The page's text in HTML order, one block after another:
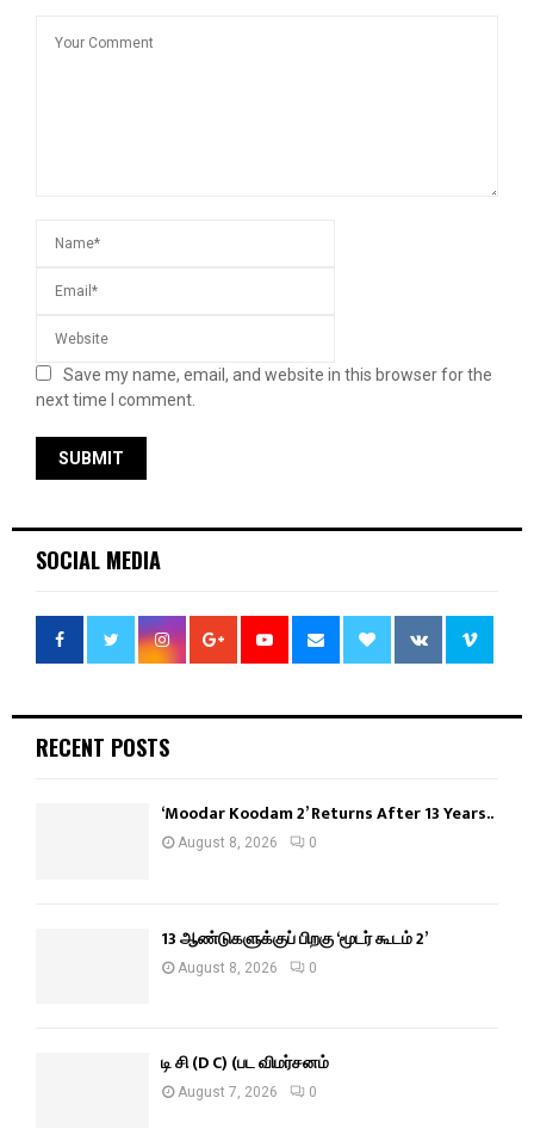
Save my name, email, and website in this browser for the
next time I comment.
SOCIAL MEDIA
RECENT POSTS
‘Moodar Koodam 2’ Returns After 13 Years..
August 8, 2026 0
13 ஆண்டுகளுக்குப் பிறகு ‘மூடர் கூடம் 2’
August 8, 2026 0
டி சி (D C) (பட விமர்சனம்
August 7, 2026 0